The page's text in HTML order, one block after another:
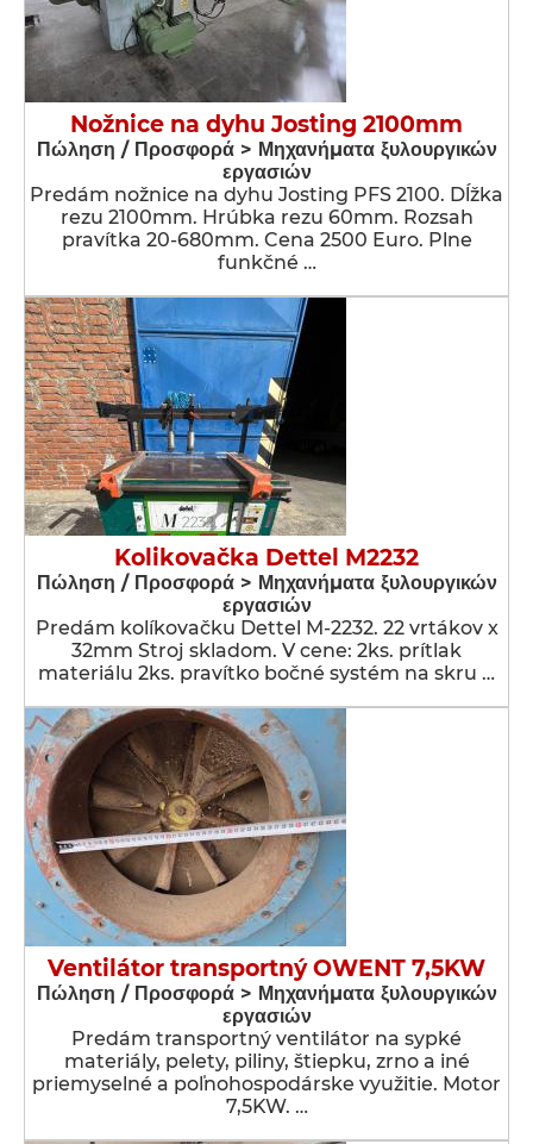
Nožnice na dyhu Josting 2100mm
Πώληση / Προσφορά > Μηχανήματα ξυλουργικών
εργασιών
Predám nožnice na dyhu Josting PFS 2100. Dĺžka
rezu 2100mm. Hrúbka rezu 60mm. Rozsah
pravítka 20-680mm. Cena 2500 Euro. Plne
funkčné …
Kolikovačka Dettel M2232
Πώληση / Προσφορά > Μηχανήματα ξυλουργικών
εργασιών
Predám kolíkovačku Dettel M-2232. 22 vrtákov x
32mm Stroj skladom. V cene: 2ks. prítlak
materiálu 2ks. pravítko bočné systém na skru …
Ventilátor transportný OWENT 7,5KW
Πώληση / Προσφορά > Μηχανήματα ξυλουργικών
εργασιών
Predám transportný ventilátor na sypké
materiály, pelety, piliny, štiepku, zrno a iné
priemyselné a poľnohospodárske využitie. Motor
7,5KW. …